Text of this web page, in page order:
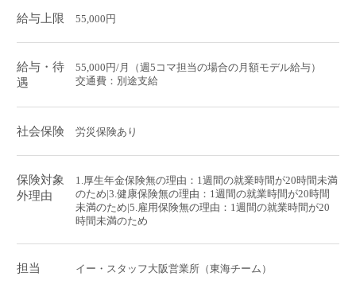
給与上限 55,000円
給与・待
遇
55,000円/月（週5コマ担当の場合の月額モデル給与）
交通費：別途支給
社会保険 労災保険あり
保険対象
外理由
1.厚生年金保険無の理由：1週間の就業時間が20時間未満
のため|3.健康保険無の理由：1週間の就業時間が20時間
未満のため|5.雇用保険無の理由：1週間の就業時間が20
時間未満のため
担当 イー・スタッフ大阪営業所（東海チーム）